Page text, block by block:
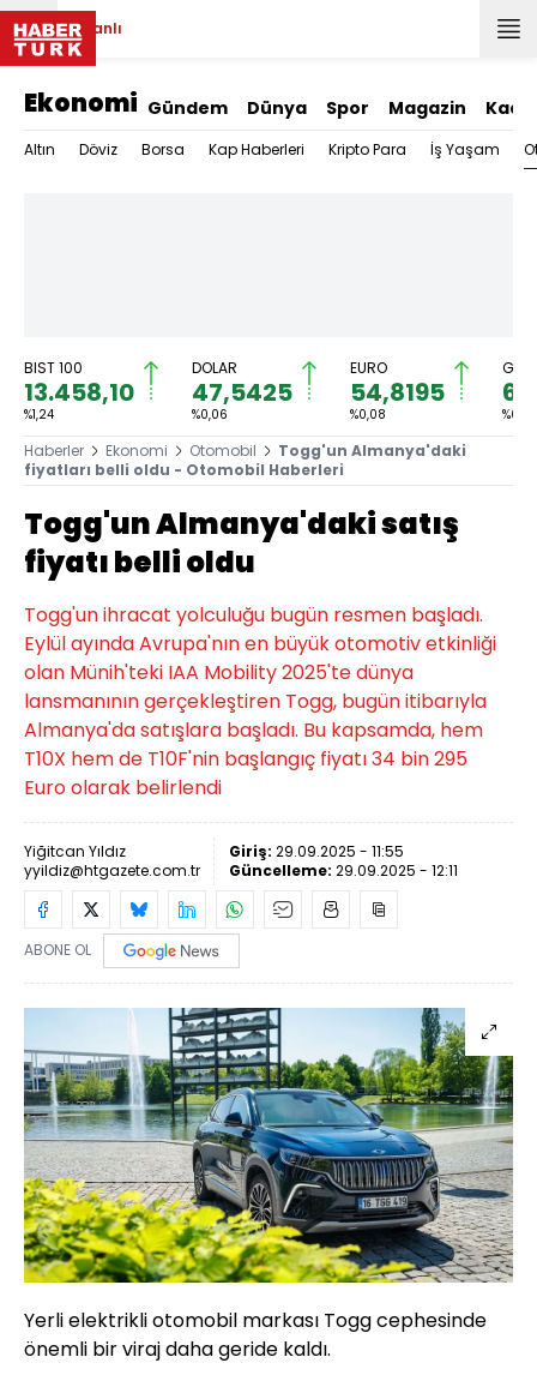
Canlı
Ekonomi Gündem Dünya Spor Magazin
Altın Döviz Borsa Kap Haberleri Kripto Para İş Yaşam
BIST 100
13.458,10
%1,24
DOLAR
47,5425
%0,06
EURO
54,8195
%0,08 %0,69
Haberler Ekonomi Otomobil
Togg'un Almanya'daki
fiyatları belli oldu - Otomobil Haberleri
Togg'un Almanya'daki satış
fiyatı belli oldu
Togg'un ihracat yolculuğu bugün resmen başladı.
Eylül ayında Avrupa'nın en büyük otomotiv etkinliği
olan Münih'teki IAA Mobility 2025'te dünya
lansmanının gerçekleştiren Togg, bugün itibarıyla
Almanya'da satışlara başladı. Bu kapsamda, hem
T10X hem de T10F'nin başlangıç fiyatı 34 bin 295
Euro olarak belirlendi
Yiğitcan Yıldız
yyildiz@htgazete.com.tr
Giriş: 29.09.2025 - 11:55
Güncelleme: 29.09.2025 - 12:11
ABONE OL
Yerli elektrikli otomobil markası Togg cephesinde
önemli bir viraj daha geride kaldı.